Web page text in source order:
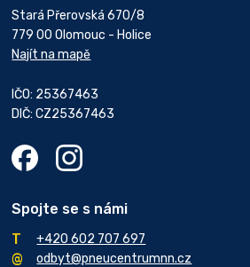
Stará Přerovská 670/8
779 00 Olomouc - Holice
Najít na mapě
IČO: 25367463
DIČ: CZ25367463
Spojte se s námi
+420 602 707 697
odbyt@pneucentrumnn.cz